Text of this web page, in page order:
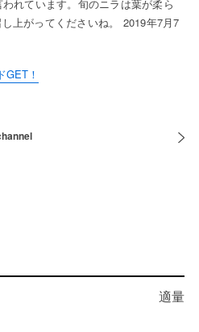
れています。旬のニラは葉が柔ら
上がってくださいね。 2019年7月7
GET！
適量